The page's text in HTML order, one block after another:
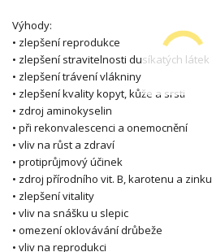
Výhody:
• zlepšení reprodukce
• zlepšení stravitelnosti dusíkatých látek
• zlepšení trávení vlákniny
• zlepšení kvality kopyt, kůže a srsti
• zdroj aminokyselin
• při rekonvalescenci a onemocnění
• vliv na růst a zdraví
• protiprůjmový účinek
• zdroj přírodního vit. B, karotenu a zinku
• zlepšení vitality
• vliv na snášku u slepic
• omezení oklovávání drůbeže
• vliv na reprodukci